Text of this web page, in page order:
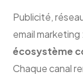
Publicité,
email
écosystème
Chaque canal